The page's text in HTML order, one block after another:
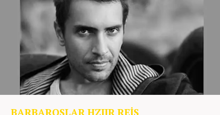
BARBAROSLAR HZIIR REİS